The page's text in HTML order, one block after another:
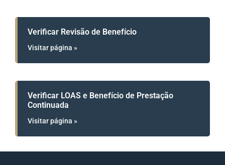
Verificar Revisão de Benefício
Visitar página »
Verificar LOAS e Benefício de Prestação
Continuada
Visitar página »